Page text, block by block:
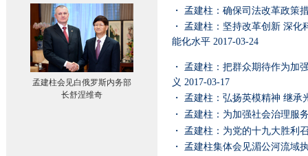
孟建柱会见白俄罗斯内务部
长舒涅维奇
・ 孟建柱：确保司法改革政策
・ 孟建柱：坚持改革创新 深化
能化水平 2017-03-24
・ 孟建柱：把群众期待作为加
义 2017-03-17
・ 孟建柱：弘扬英模精神 继承
・ 孟建柱：为加强社会治理服
・ 孟建柱：为党的十九大胜利
・ 孟建柱集体会见湄公河流域